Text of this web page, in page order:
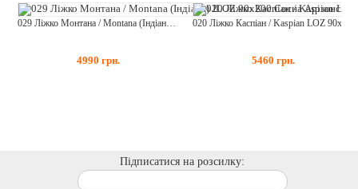
4990 грн. 5460 грн.
Підписатися на розсилку: